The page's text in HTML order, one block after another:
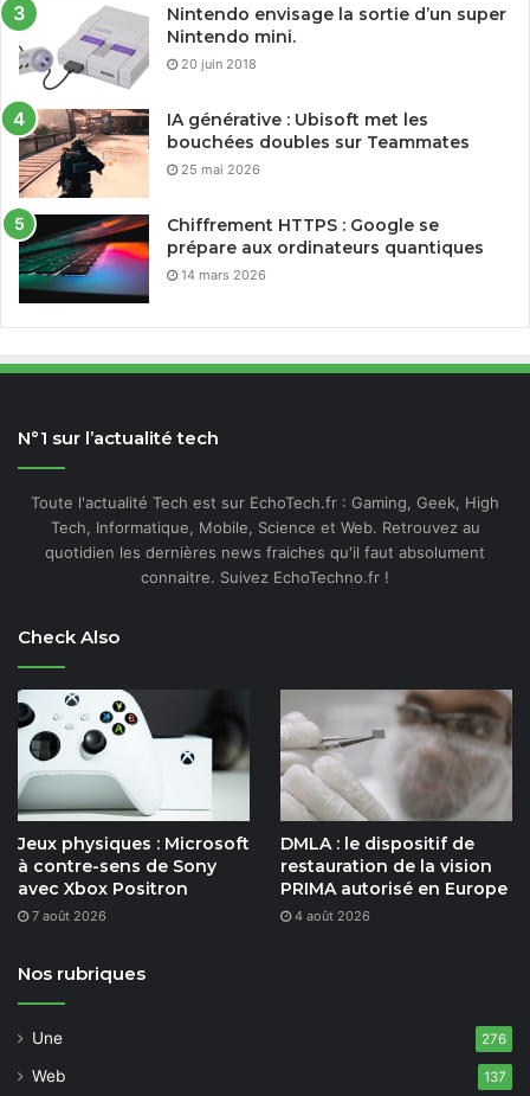
Nintendo envisage la sortie d’un super
Nintendo mini.
20 juin 2018
IA générative : Ubisoft met les
bouchées doubles sur Teammates
25 mai 2026
Chiffrement HTTPS : Google se
prépare aux ordinateurs quantiques
14 mars 2026
N°1 sur l’actualité tech
Toute l'actualité Tech est sur EchoTech.fr : Gaming, Geek, High
Tech, Informatique, Mobile, Science et Web. Retrouvez au
quotidien les dernières news fraiches qu'il faut absolument
connaitre. Suivez EchoTechno.fr !
Check Also
Jeux physiques : Microsoft
à contre-sens de Sony
avec Xbox Positron
7 août 2026
DMLA : le dispositif de
restauration de la vision
PRIMA autorisé en Europe
4 août 2026
Nos rubriques
Une 276
Web 137